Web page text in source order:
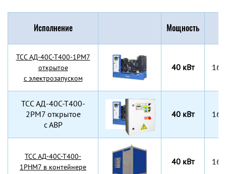
Исполнение Мощность
TCC АД-40С-Т400-1РМ7
открытое
с электрозапуском
40 кВт
TCC АД-40С-Т400-
2РМ7 открытое
с АВР
40 кВт
TCC АД-40С-Т400-
1РНМ7 в контейнере
40 кВт